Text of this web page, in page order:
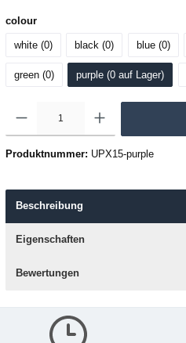
colour
white (0) black (0) blue (0)
green (0) purple (0 auf Lager)
Produktnummer: UPX15-purple
Beschreibung
Eigenschaften
Bewertungen